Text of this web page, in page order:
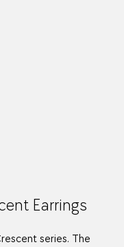
Earrings
series. The